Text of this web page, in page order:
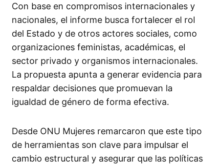
Con base en compromisos internacionales y
nacionales, el informe busca fortalecer el rol
del Estado y de otros actores sociales, como
organizaciones feministas, académicas, el
sector privado y organismos internacionales.
La propuesta apunta a generar evidencia para
respaldar decisiones que promuevan la
igualdad de género de forma efectiva.
Desde ONU Mujeres remarcaron que este tipo
de herramientas son clave para impulsar el
cambio estructural y asegurar que las políticas